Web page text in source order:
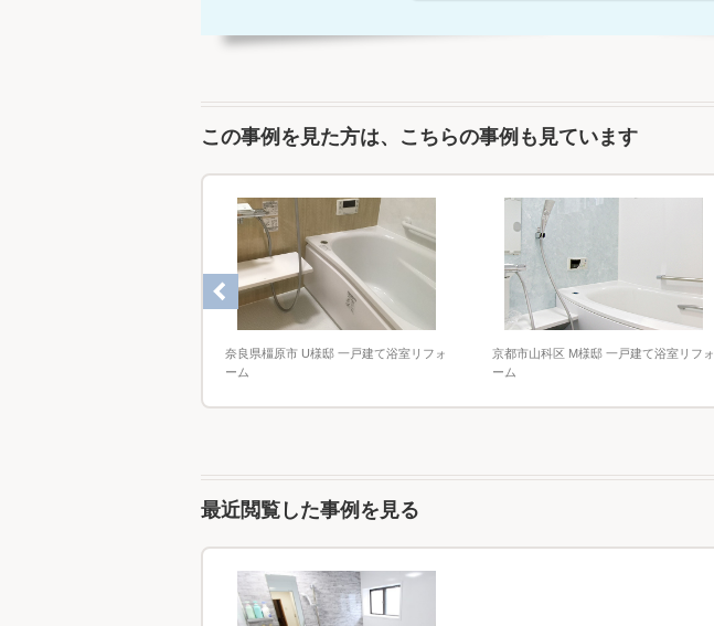
この事例を見た方は、こちらの事例も見ています
奈良県橿原市 U様邸 一戸建て浴室リフォ
ーム
京都市山科区 M様邸 一戸建て浴室リフォ
ーム
最近閲覧した事例を見る